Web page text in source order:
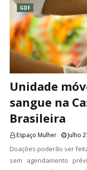
GDF
Unidade
sangue na
Brasileira
Espaço Mulher Julho
Doações poderão ser
sem agendamento